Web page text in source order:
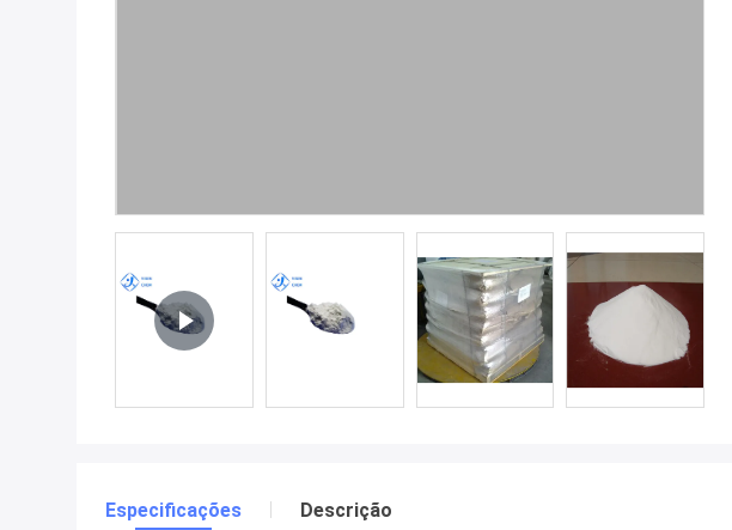
Especificações Descrição